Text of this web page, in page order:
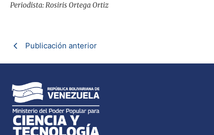
Periodista: Rosiris Ortega Ortiz
Publicación anterior